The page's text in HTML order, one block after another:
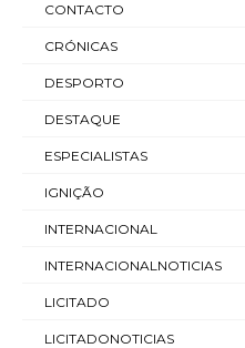
CONTACTO
CRÓNICAS
DESPORTO
DESTAQUE
ESPECIALISTAS
IGNIÇÃO
INTERNACIONAL
INTERNACIONALNOTICIAS
LICITADO
LICITADONOTICIAS